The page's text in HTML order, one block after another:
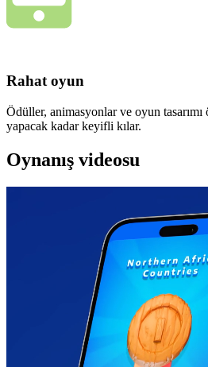
Rahat oyun
Ödüller, animasyonlar ve oyun tasarımı
yapacak kadar keyifli kılar.
Oynanış videosu